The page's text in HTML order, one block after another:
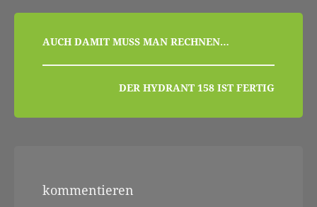
beitragsnavigation
AUCH DAMIT MUSS MAN RECHNEN…
DER HYDRANT 158 IST FERTIG
kommentieren